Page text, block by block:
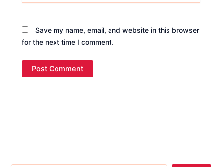
Save my name, email, and website in this browser
for the next time I comment.